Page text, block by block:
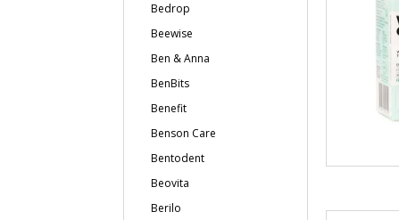
Bedrop
Beewise
Ben & Anna
BenBits
Benefit
Benson Care
Bentodent
Beovita
Berilo